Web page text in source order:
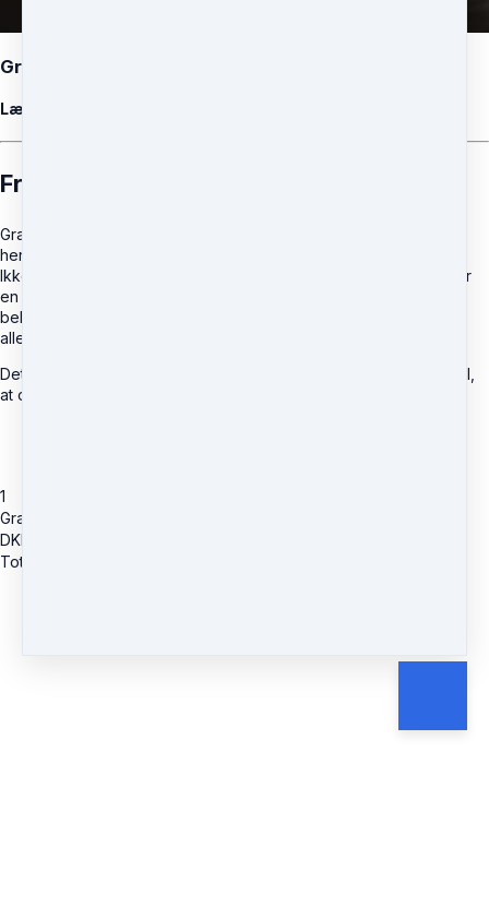
Gravidhypnose Instruktør
Lær hvordan du laver hypnose til en smertefri fødsel
Fremtidens Fødsler
Graviditets- og Fødselshypnose er allerede ved at fange an. Og
hen over de næste par år, vil det blive mere og mere populært.
Ikke mindst pga. den moderne og aktive kvinde ønsker/forlanger
en god og behagelig metode til at undgå smerter og opnå en
behagelig fødsel. Metoden med at bruge hypnose før fødsel er
allerede meget udbredt og brugt i bla. USA.
Dette kursus er for dig som gerne vil udvide dit arbejdsområde til,
at omfatte hypnose brugt til at give klienten en smertefri fødsel.
1
Gravidhypnose Instruktør
DKK
Total due